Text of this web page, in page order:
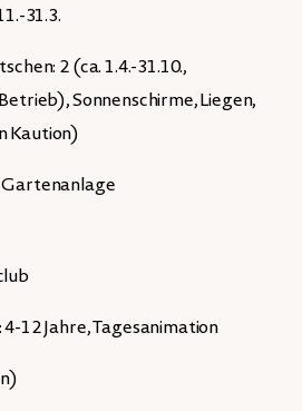
31.3.
2 (ca. 1.4.-31.10.,
Sonnenschirme, Liegen,
Kaution)
12 Jahre, Tagesanimation